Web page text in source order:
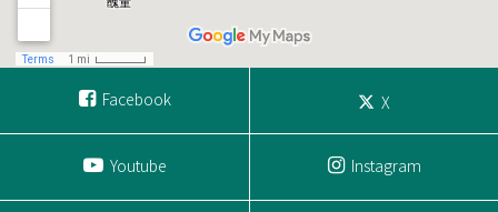
Facebook X
Youtube Instagram